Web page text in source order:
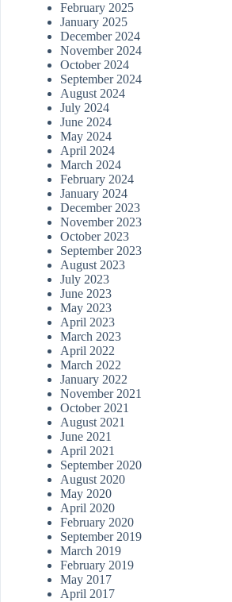
February 2025
January 2025
December 2024
November 2024
October 2024
September 2024
August 2024
July 2024
June 2024
May 2024
April 2024
March 2024
February 2024
January 2024
December 2023
November 2023
October 2023
September 2023
August 2023
July 2023
June 2023
May 2023
April 2023
March 2023
April 2022
March 2022
January 2022
November 2021
October 2021
August 2021
June 2021
April 2021
September 2020
August 2020
May 2020
April 2020
February 2020
September 2019
March 2019
February 2019
May 2017
April 2017